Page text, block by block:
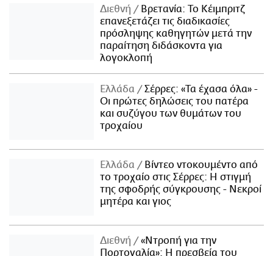
Διεθνή
Βρετανία: Το Κέιμπριτζ
επανεξετάζει τις διαδικασίες
πρόσληψης καθηγητών μετά την
παραίτηση διδάσκοντα για
λογοκλοπή
Ελλάδα
Σέρρες: «Τα έχασα όλα» -
Οι πρώτες δηλώσεις του πατέρα
και συζύγου των θυμάτων του
τροχαίου
Ελλάδα
Βίντεο ντοκουμέντο από
το τροχαίο στις Σέρρες: Η στιγμή
της σφοδρής σύγκρουσης - Νεκροί
μητέρα και γιος
Διεθνή
«Ντροπή για την
Πορτογαλία»: Η πρεσβεία του